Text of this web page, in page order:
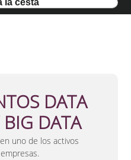
DATA
BIG DATA
uno de los activos